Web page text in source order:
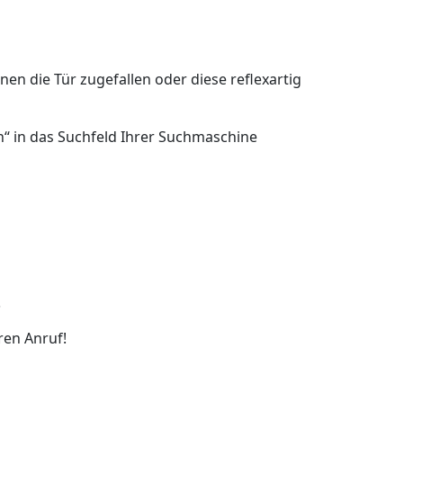
die Tür zugefallen oder diese reflexartig
in das Suchfeld Ihrer Suchmaschine
Anruf!